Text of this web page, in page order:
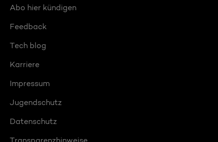
Abo hier kündigen
Feedback
Tech blog
Karriere
Impressum
Jugendschutz
Datenschutz